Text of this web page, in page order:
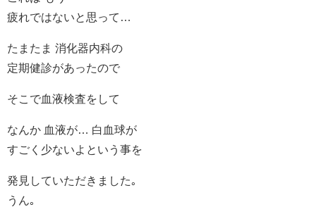
疲れではないと思って…
たまたま 消化器内科の
定期健診があったので
そこで血液検査をして
なんか 血液が… 白血球が
すごく少ないよという事を
発見していただきました｡
うん｡